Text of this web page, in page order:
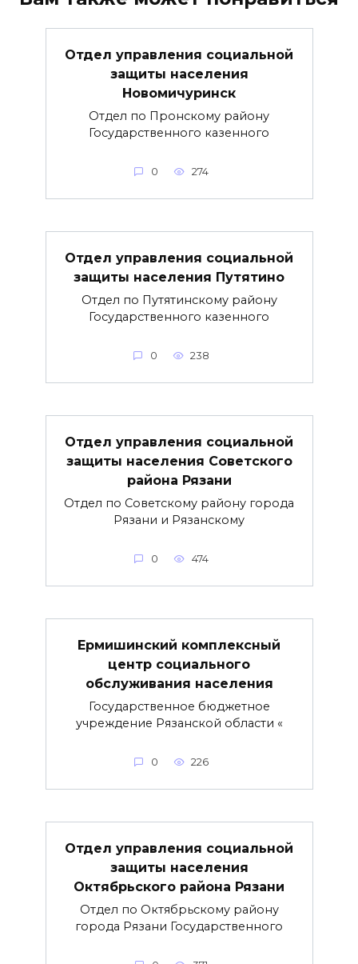
Отдел управления социальной
защиты населения
Новомичуринск
Отдел по Пронскому району
Государственного казенного
0 274
Отдел управления социальной
защиты населения Путятино
Отдел по Путятинскому району
Государственного казенного
0 238
Отдел управления социальной
защиты населения Советского
района Рязани
Отдел по Советскому району города
Рязани и Рязанскому
0 474
Ермишинский комплексный
центр социального
обслуживания населения
Государственное бюджетное
учреждение Рязанской области «
0 226
Отдел управления социальной
защиты населения
Октябрьского района Рязани
Отдел по Октябрьскому району
города Рязани Государственного